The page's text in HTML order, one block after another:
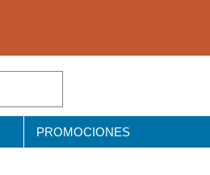
PROMOCIONES